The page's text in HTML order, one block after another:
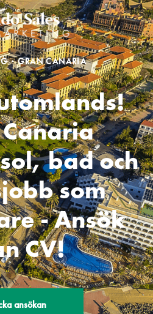
· GRAN CANARIA
bad och
som
- Ansök
CV!
ansökan